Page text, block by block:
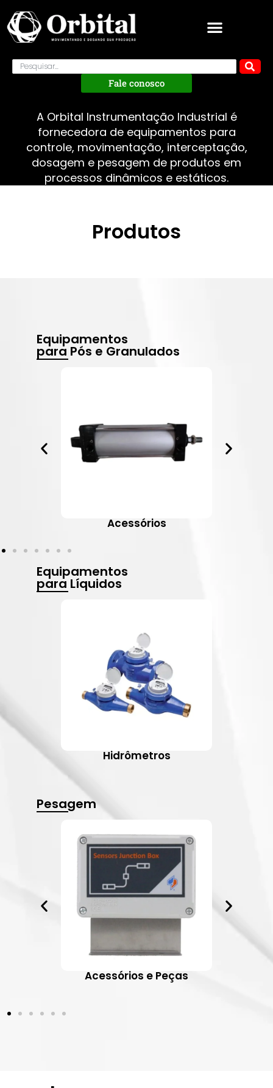
Fale conosco
A Orbital Instrumentação Industrial é
fornecedora de equipamentos para
controle, movimentação, interceptação,
dosagem e pesagem de produtos em
processos dinâmicos e estáticos.
Produtos
Equipamentos
para Pós e Granulados
Acessórios
Equipamentos
para Líquidos
Hidrômetros
Pesagem
Acessórios e Peças